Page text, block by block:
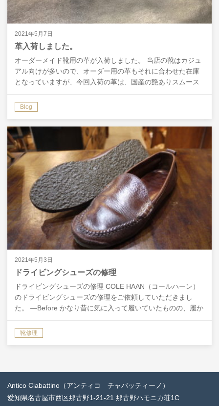
2021年5月7日
革入荷しました。
オーダーメイド靴用の革が入荷しました。 当店の靴はカジュ
アル向けが多いので、オーダー用の革もそれに合わせた在庫
となっていますが、今回入荷の革は、国産の艶ありスムース
シ…
Blog
2021年5月3日
ドライビングシューズの修理
ドライビングシューズの修理 COLE HAAN（コールハーン）
のドライビングシューズの修理をご依頼していただきまし
た。 ―Before かなり昔に気に入って履いていたものの、履か
靴修理
Antico Ciabattino（アンティコ チャバッティーノ）
愛知県名古屋市西区那古野1-21-21 那古野ハモニカ荘1C